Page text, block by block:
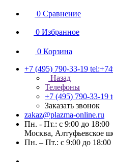
0 Сравнение
0 Избранное
0 Корзина
+7 (495) 790-33-19
Назад
Телефоны
+7 (495) 790-33-19
Заказать звонок
zakaz@plazma-online.ru
Пн. - Пт.: с 9:00 до 18:00
Москва, Алтуфьевское
Пн. – Пт.: с 9:00 до 18:00